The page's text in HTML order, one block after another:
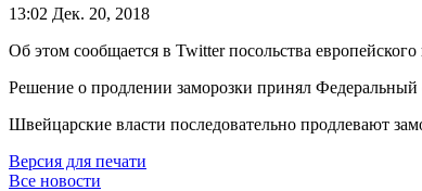
13:02 Дек. 20, 2018
Об этом сообщается в Twitter посольства европейского
Решение о продлении заморозки принял Федеральный
Швейцарские власти последовательно продлевают
Версия для печати
Все новости